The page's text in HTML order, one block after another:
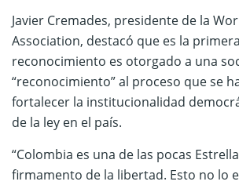
Javier Cremades, presidente de la
Association, destacó que es la
reconocimiento es otorgado a una
“reconocimiento” al proceso que se
fortalecer la institucionalidad
de la ley en el país.
“Colombia es una de las pocas
firmamento de la libertad. Esto no lo